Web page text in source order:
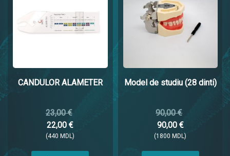
CANDULOR ALAMETER
23,00 €
22,00 €
(440 MDL)
Model de studiu (28 dinti)
90,00 €
90,00 €
(1800 MDL)